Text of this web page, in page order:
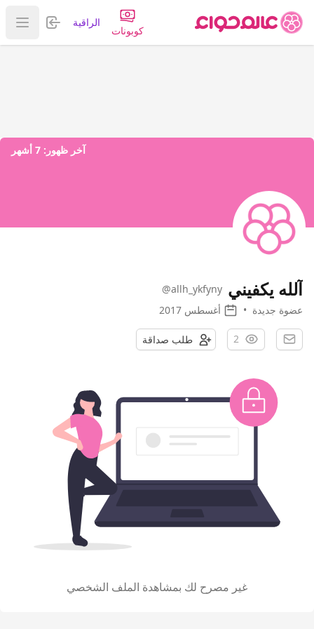
كوبونات
الراقية تسجيل
عرض
آخر ظهور: 7 أشهر
آلله يكفيني @allh_ykfyny
عضوة جديدة • أغسطس 2017
2 طلب صداقة
غير مصرح لك بمشاهدة الملف الشخصي